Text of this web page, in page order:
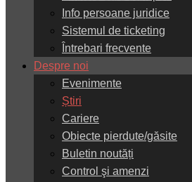
Info persoane juridice
Sistemul de ticketing
Întrebari frecvente
Despre noi
Evenimente
Știri
Cariere
Obiecte pierdute/găsite
Buletin noutăți
Control şi amenzi